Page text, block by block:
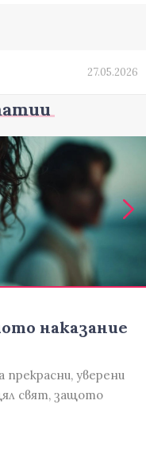
27.05.2026
наказание
прекрасни, уверени
свят, защото